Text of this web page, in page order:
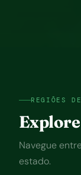
REGIÕES
Navegue
estado.